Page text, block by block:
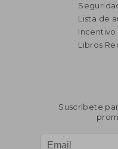
₡
Lista de
Incentivo
Libros
Suscríbete